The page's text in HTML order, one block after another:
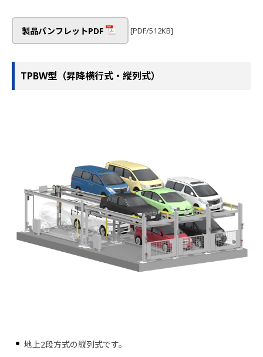
製品パンフレットPDF [PDF/512KB]
TPBW型（昇降横行式・縦列式）
地上2段方式の縦列式です。